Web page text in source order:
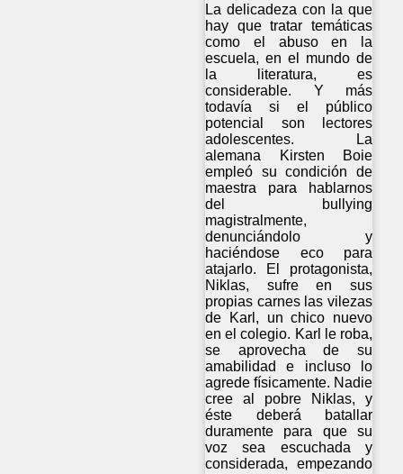
La delicadeza con la que
hay que tratar temáticas
como el abuso en la
escuela, en el mundo de
la literatura, es
considerable. Y más
todavía si el público
potencial son lectores
adolescentes. La
alemana Kirsten Boie
empleó su condición de
maestra para hablarnos
del bullying
magistralmente,
denunciándolo y
haciéndose eco para
atajarlo. El protagonista,
Niklas, sufre en sus
propias carnes las vilezas
de Karl, un chico nuevo
en el colegio. Karl le roba,
se aprovecha de su
amabilidad e incluso lo
agrede físicamente. Nadie
cree al pobre Niklas, y
éste deberá batallar
duramente para que su
voz sea escuchada y
considerada, empezando